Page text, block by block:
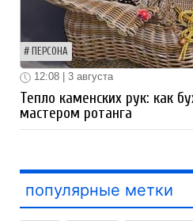
ПЕРСОНА
12:08 | 3 августа
Тепло каменских рук: как
мастером ротанга
популярные метки